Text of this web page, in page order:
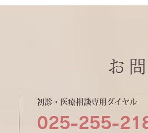
お
初診・医療相談専用ダイヤル
025-255-